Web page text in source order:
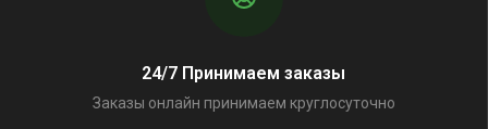
24/7 Принимаем заказы
Заказы онлайн принимаем круглосуточно